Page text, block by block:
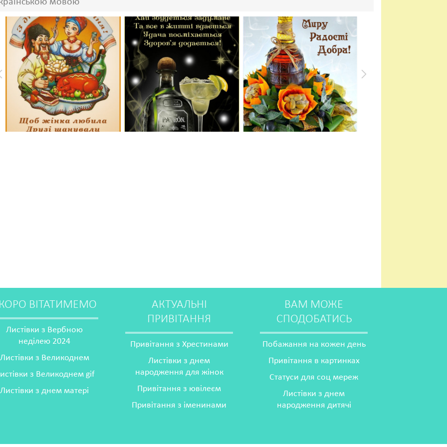
мовою
ВІТАТИМЕМО
Листівки з Вербною
неділею 2024
Листівки з Великоднем
з Великоднем gif
Листівки з днем матері
АКТУАЛЬНІ
ПРИВІТАННЯ
Привітання з Хрестинами
Листівки з днем
народження для жінок
Привітання з ювілеєм
Привітання з іменинами
ВАМ МОЖЕ
СПОДОБАТИСЬ
Побажання на кожен день
Привітання в картинках
Статуси для соц мереж
Листівки з днем
народження дитячі